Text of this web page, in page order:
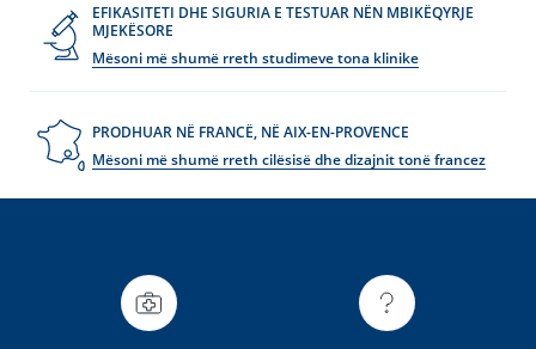
EFIKASITETI DHE SIGURIA E TESTUAR NËN MBIKËQYRJE
MJEKËSORE
Mësoni më shumë rreth studimeve tona klinike
PRODHUAR NË FRANCË, NË AIX-EN-PROVENCE
Mësoni më shumë rreth cilësisë dhe dizajnit tonë francez